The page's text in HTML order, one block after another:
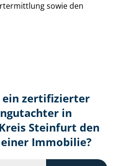
sowie den
zertifizierter
in
Steinfurt den
Immobilie?